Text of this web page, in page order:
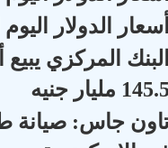
الدولار اليوم
المركزي
مليار جنيه
جاس: صيانة